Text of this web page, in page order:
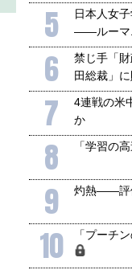
5
日本人女
――ルーマ
6
禁じ手「
田総裁」
7
4連戦の米
か
8 「学習の
9 灼熱――評
10 「プーチ